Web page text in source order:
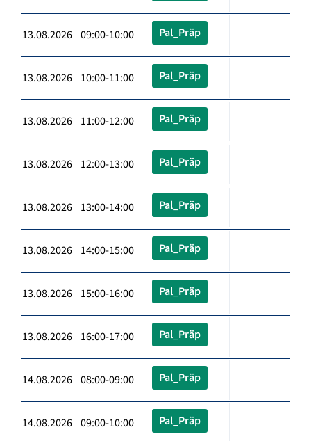
13.08.2026 09:00-10:00 Pal_Präp
13.08.2026 10:00-11:00 Pal_Präp
13.08.2026 11:00-12:00 Pal_Präp
13.08.2026 12:00-13:00 Pal_Präp
13.08.2026 13:00-14:00 Pal_Präp
13.08.2026 14:00-15:00 Pal_Präp
13.08.2026 15:00-16:00 Pal_Präp
13.08.2026 16:00-17:00 Pal_Präp
14.08.2026 08:00-09:00 Pal_Präp
14.08.2026 09:00-10:00 Pal_Präp